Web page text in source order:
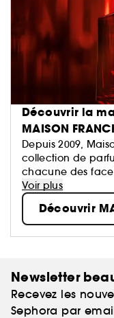
Découvrir la
MAISON
Depuis 2009,
collection de
chacune des
nous-mêmes.
Parfumeur
Francis Kurkdjian
d'un
Voir plus
Découvrir
Newsletter
Recevez les
Sephora par